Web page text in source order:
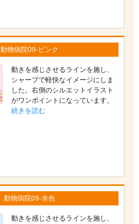
動物病院09-ピンク
動きを感じさせるラインを施し、
シャープで軽快なイメージにしま
した。右側のシルエットイラスト
がワンポイントになっています。
続きを読む
動物病院09-水色
動きを感じさせるラインを施し、